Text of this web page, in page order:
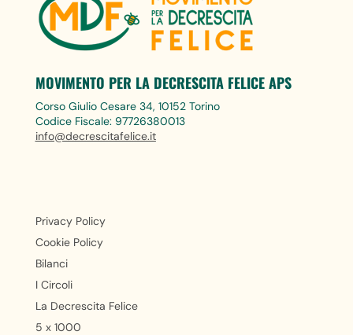
MOVIMENTO PER LA DECRESCITA FELICE APS
Corso Giulio Cesare 34, 10152 Torino
Codice Fiscale: 97726380013
info@decrescitafelice.it
Privacy Policy
Cookie Policy
Bilanci
I Circoli
La Decrescita Felice
5 x 1000